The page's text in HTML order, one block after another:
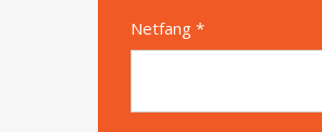
Netfang *